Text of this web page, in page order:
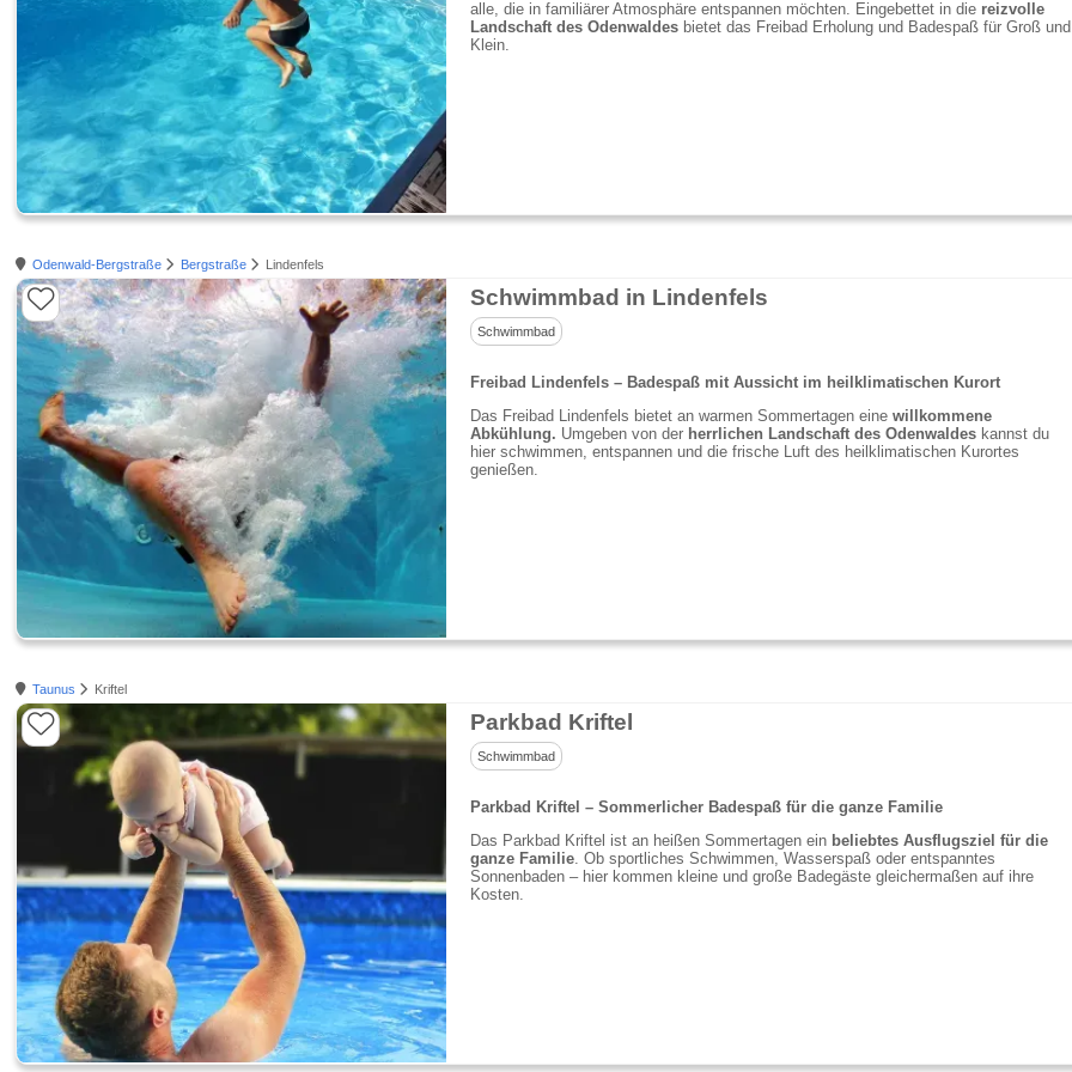
alle, die in familiärer Atmosphäre entspannen möchten. Eingebettet in die reizvolle
Landschaft des Odenwaldesbietet das Freibad Erholung und Badespaß für Groß und
Klein.
Odenwald-Bergstraße Bergstraße Lindenfels
Schwimmbad in Lindenfels
Schwimmbad
Freibad Lindenfels – Badespaß mit Aussicht im heilklimatischen Kurort
Das Freibad Lindenfels bietet an warmen Sommertagen eine willkommene
Abkühlung. Umgeben von der herrlichen Landschaft des Odenwaldeskannst du
hier schwimmen, entspannen und die frische Luft des heilklimatischen Kurortes
genießen.
Taunus Kriftel
Parkbad Kriftel
Schwimmbad
Parkbad Kriftel – Sommerlicher Badespaß für die ganze Familie
Das Parkbad Kriftel ist an heißen Sommertagen ein beliebtes Ausflugsziel für die
ganze Familie. Ob sportliches Schwimmen, Wasserspaß oder entspanntes
Sonnenbaden – hier kommen kleine und große Badegäste gleichermaßen auf ihre
Kosten.